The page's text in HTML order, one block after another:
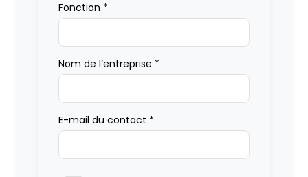
Fonction *
Nom de l’entreprise *
E-mail du contact *